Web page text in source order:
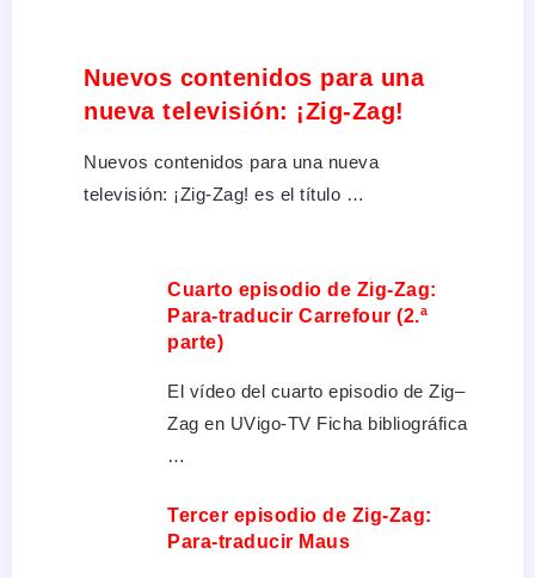
Nuevos contenidos para una
nueva televisión: ¡Zig-Zag!
Nuevos contenidos para una nueva
televisión: ¡Zig-Zag! es el título …
Cuarto episodio de Zig-Zag:
Para-traducir Carrefour (2.ª
parte)
El vídeo del cuarto episodio de Zig–
Zag en UVigo-TV Ficha bibliográfica
…
Tercer episodio de Zig-Zag:
Para-traducir Maus